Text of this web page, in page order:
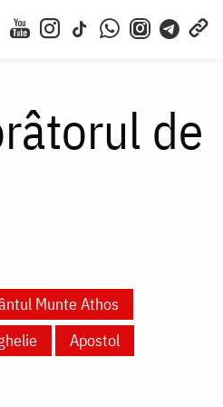
de
Munte Athos
Apostol